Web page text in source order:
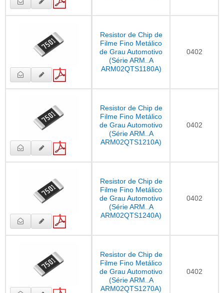
Resistor de Chip de
Filme Fino Metálico
de Grau Automotivo
(Série ARM..A
ARM02QTS1180A)
0402
Resistor de Chip de
Filme Fino Metálico
de Grau Automotivo
(Série ARM..A
ARM02QTS1210A)
0402
Resistor de Chip de
Filme Fino Metálico
de Grau Automotivo
(Série ARM..A
ARM02QTS1240A)
0402
Resistor de Chip de
Filme Fino Metálico
de Grau Automotivo
(Série ARM..A
ARM02QTS1270A)
0402